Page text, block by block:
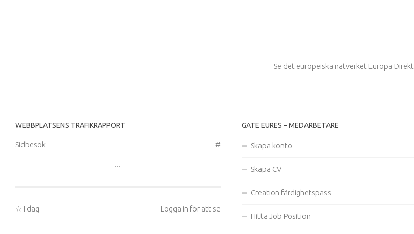
Se det europeiska nätverket Europa Direkt
WEBBPLATSENS TRAFIKRAPPORT
Sidbesök #
...
☆ I dag Logga in för att se
GATE EURES – MEDARBETARE
Skapa konto
Skapa CV
Creation färdighetspass
Hitta Job Position